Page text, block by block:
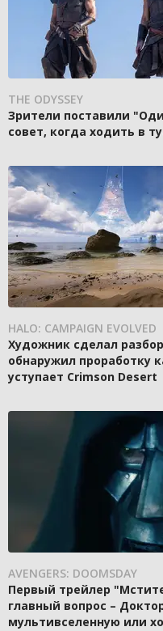
THE ODYSSEY
Зрители поставили
совет, когда ходить в
HALO: CAMPAIGN EVOLVED
Художник сделал
обнаружил проработку
уступает Crimson Desert
AVENGERS: DOOMSDAY
Первый трейлер
главный вопрос –
мультивселенную или